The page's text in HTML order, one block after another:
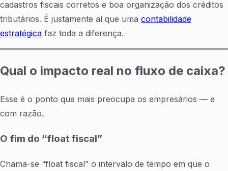
cadastros fiscais corretos e boa organização dos créditos
tributários. É justamente aí que uma contabilidade
estratégica faz toda a diferença.
Qual o impacto real no fluxo de caixa?
Esse é o ponto que mais preocupa os empresários — e
com razão.
O fim do “float fiscal”
Chama-se “float fiscal” o intervalo de tempo em que o